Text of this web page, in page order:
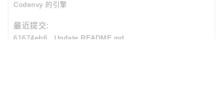
Codenvy 的引擎
最近提交:
61674eb6
Update README.md